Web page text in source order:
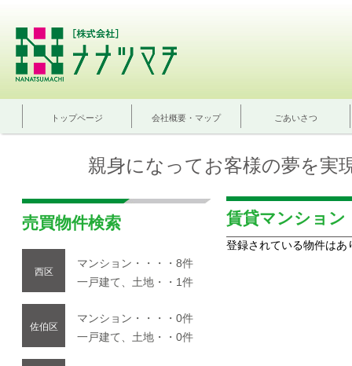
トップページ 会社概要・マップ ごあいさつ
親身になってお客様の夢を実
売買物件検索
西区
マンション・・・・8件
一戸建て、土地・・1件
佐伯区
マンション・・・・0件
一戸建て、土地・・0件
賃貸マンション
登録されている物件はあ